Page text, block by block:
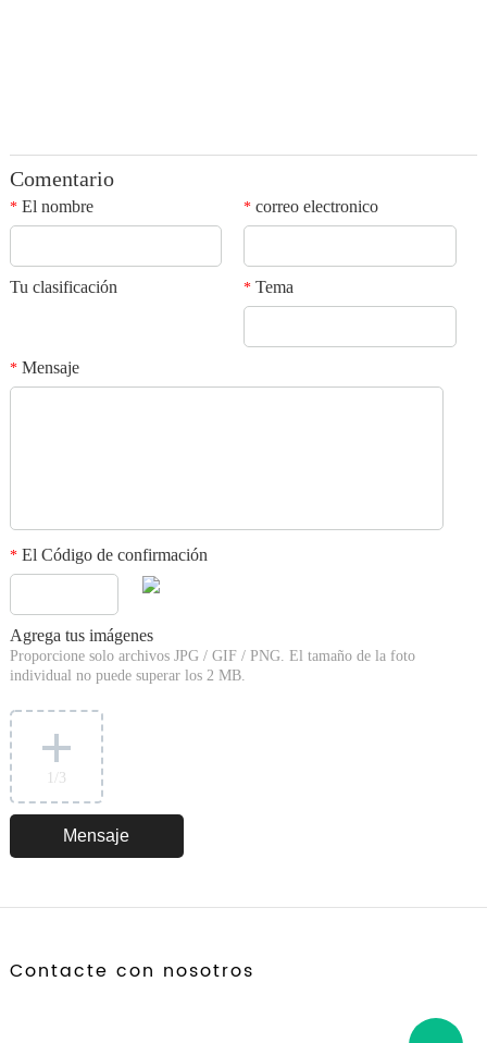
Comentario
*El nombre *correo electronico
Tu clasificación *Tema
*Mensaje
*El Código de confirmación
Agrega tus imágenes
Proporcione solo archivos JPG / GIF / PNG. El tamaño de la foto
individual no puede superar los 2 MB.
/3
Contacte con nosotros